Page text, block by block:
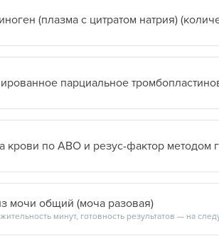
(плазма с цитратом натрия)
мочи общий (моча разовая)